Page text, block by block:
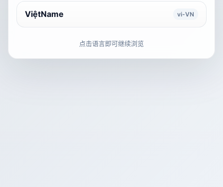
ViệtName vi-VN
点击语言即可继续浏览